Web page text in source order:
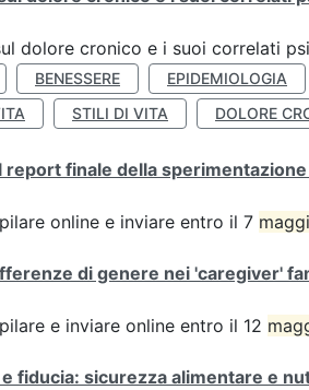
dolore cronico e i suoi correlati
BENESSERE EPIDEMIOLOGIA
STILI DI VITA DOLORE
report finale della
online e inviare entro il 7
di genere nei 'caregiver'
e inviare online entro il 12
fiducia: sicurezza alimentare e